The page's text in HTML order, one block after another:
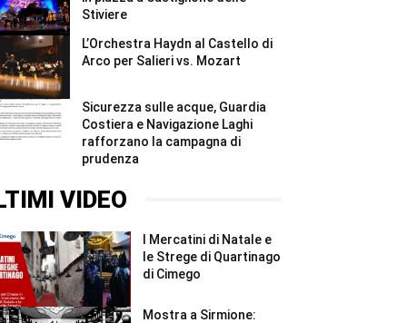
Stiviere
L’Orchestra Haydn al Castello di
Arco per Salieri vs. Mozart
Sicurezza sulle acque, Guardia
Costiera e Navigazione Laghi
rafforzano la campagna di
prudenza
VIDEO
I Mercatini di Natale e
le Strege di Quartinago
di Cimego
Mostra a Sirmione: